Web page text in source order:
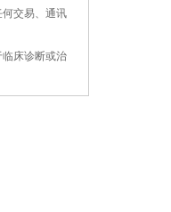
何交易、通讯
临床诊断或治